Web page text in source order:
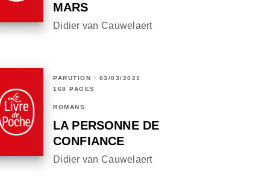
MARS
Didier van Cauwelaert
PARUTION : 03/03/2021
168 PAGES
ROMANS
LA PERSONNE DE
CONFIANCE
Didier van Cauwelaert